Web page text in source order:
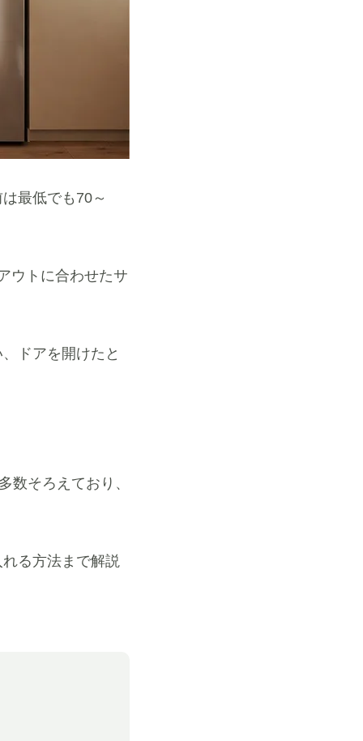
最低でも70～
ウトに合わせたサ
ドアを開けたと
数そろえており、
る方法まで解説